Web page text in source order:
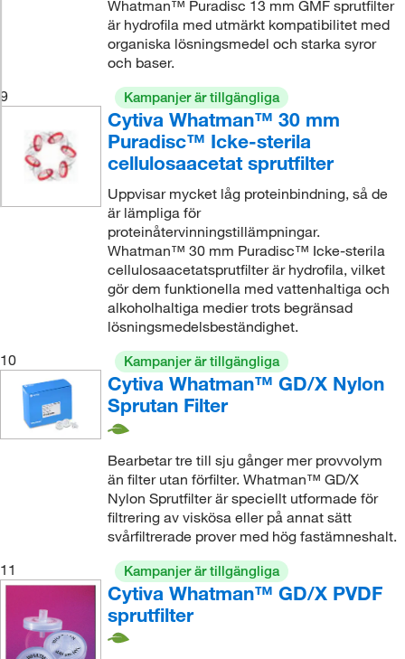
Whatman™ Puradisc 13 mm GMF sprutfilter
är hydrofila med utmärkt kompatibilitet med
organiska lösningsmedel och starka syror
och baser.
9
Kampanjer är tillgängliga
Cytiva Whatman™ 30 mm
Puradisc™ Icke-sterila
cellulosaacetat sprutfilter
Uppvisar mycket låg proteinbindning, så de
är lämpliga för
proteinåtervinningstillämpningar.
Whatman™ 30 mm Puradisc™ Icke-sterila
cellulosaacetatsprutfilter är hydrofila, vilket
gör dem funktionella med vattenhaltiga och
alkoholhaltiga medier trots begränsad
lösningsmedelsbeständighet.
10
Kampanjer är tillgängliga
Cytiva Whatman™ GD/X Nylon
Sprutan Filter
Bearbetar tre till sju gånger mer provvolym
än filter utan förfilter. Whatman™ GD/X
Nylon Sprutfilter är speciellt utformade för
filtrering av viskösa eller på annat sätt
svårfiltrerade prover med hög fastämneshalt.
11
Kampanjer är tillgängliga
Cytiva Whatman™ GD/X PVDF
sprutfilter